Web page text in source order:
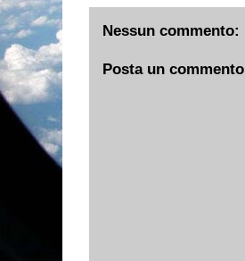
Nessun commento:
Posta un commento